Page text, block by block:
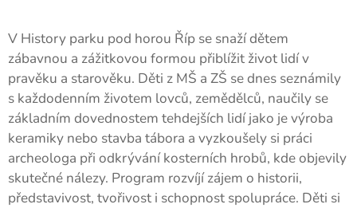
V History parku pod horou Říp se snaží dětem
zábavnou a zážitkovou formou přiblížit život lidí v
pravěku a starověku. Děti z MŠ a ZŠ se dnes seznámily
s každodenním životem lovců, zemědělců, naučily se
základním dovednostem tehdejších lidí jako je výroba
keramiky nebo stavba tábora a vyzkoušely si práci
archeologa při odkrývání kosterních hrobů, kde objevily
skutečné nálezy. Program rozvíjí zájem o historii,
představivost, tvořivost i schopnost spolupráce. Děti si